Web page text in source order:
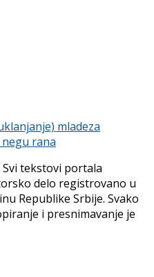
mladeza
rana
tekstovi portala
delo registrovano u
Republike Srbije. Svako
i presnimavanje je